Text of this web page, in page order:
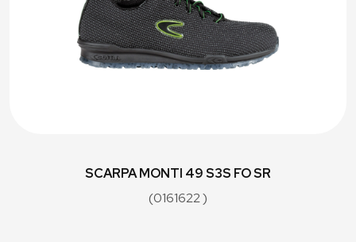
SCARPA MONTI 49 S3S FO SR
(0161622 )